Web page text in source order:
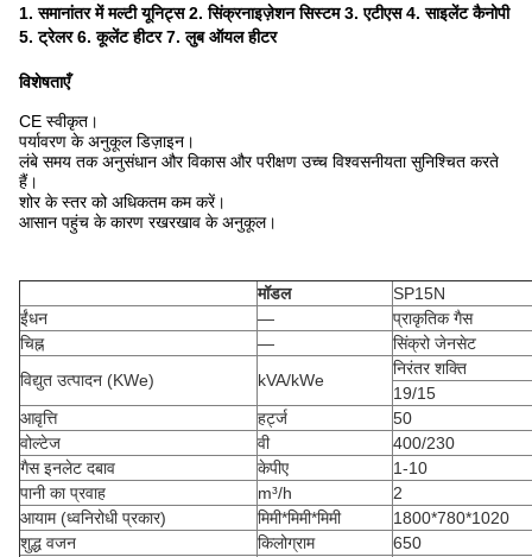
1. समानांतर में मल्टी यूनिट्स 2. सिंक्रनाइज़ेशन सिस्टम 3. एटीएस 4. साइलेंट कैनोपी
5. ट्रेलर 6. कूलेंट हीटर 7. लुब ऑयल हीटर
विशेषताएँ
CE स्वीकृत।
पर्यावरण के अनुकूल डिज़ाइन।
लंबे समय तक अनुसंधान और विकास और परीक्षण उच्च विश्वसनीयता सुनिश्चित करते
हैं।
शोर के स्तर को अधिकतम कम करें।
आसान पहुंच के कारण रखरखाव के अनुकूल।
मॉडल
SP15N
ईंधन
—
प्राकृतिक गैस
चिह्न
—
सिंक्रो जेनसेट
विद्युत उत्पादन (KWe)
kVA/kWe
निरंतर शक्ति
19/15
आवृत्ति
हर्ट्ज
50
वोल्टेज
वी
400/230
गैस इनलेट दबाव
केपीए
1-10
पानी का प्रवाह
m³/h
2
आयाम (ध्वनिरोधी प्रकार)
मिमी*मिमी*मिमी
1800*780*1020
शुद्ध वजन
किलोग्राम
650